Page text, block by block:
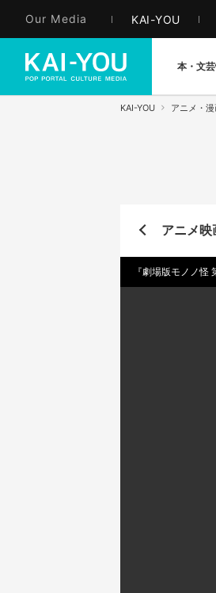
Our Media KAI-YOU
本・文芸
KAI-YOU アニメ・
アニメ
『劇場版モノノ怪